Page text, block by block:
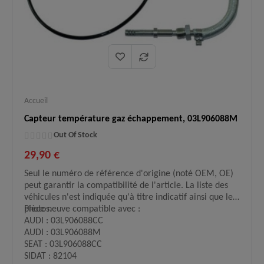
Accueil
Capteur température gaz échappement, 03L906088M
Out Of Stock
29,90 €
Seul le numéro de référence d'origine (noté OEM, OE)
peut garantir la compatibilité de l'article. La liste des
véhicules n'est indiquée qu'à titre indicatif ainsi que les
photos.
Pièce neuve compatible avec :
AUDI : 03L906088CC
AUDI : 03L906088M
SEAT : 03L906088CC
SIDAT : 82104